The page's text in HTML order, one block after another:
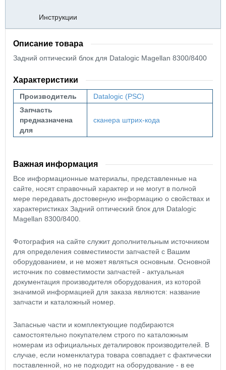
Инструкции
Описание товара
Задний оптический блок для Datalogic Magellan 8300/8400
Характеристики
Производитель
Datalogic (PSC)
Запчасть
предназначена
для
сканера штрих-кода
Важная информация
Все информационные материалы, представленные на
сайте, носят справочный характер и не могут в полной
мере передавать достоверную информацию о свойствах и
характеристиках Задний оптический блок для Datalogic
Magellan 8300/8400.
Фотография на сайте служит дополнительным источником
для определения совместимости запчастей с Вашим
оборудованием, и не может являться основным. Основной
источник по совместимости запчастей - актуальная
документация производителя оборудования, из которой
значимой информацией для заказа являются: название
запчасти и каталожный номер.
Запасные части и комплектующие подбираются
самостоятельно покупателем строго по каталожным
номерам из официальных деталировок производителей. В
случае, если номенклатура товара совпадает с фактически
поставленной, но не подходит на оборудование - в ее